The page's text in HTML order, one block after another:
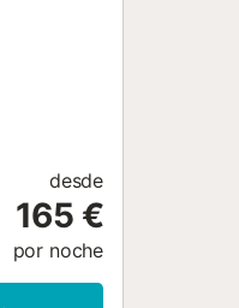
desde
165 €
por noche